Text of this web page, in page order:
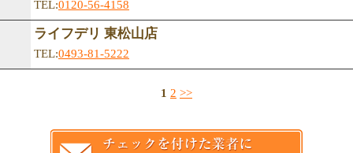
TEL:0120-56-4158
ライフデリ 東松山店
TEL:0493-81-5222
1 2 >>